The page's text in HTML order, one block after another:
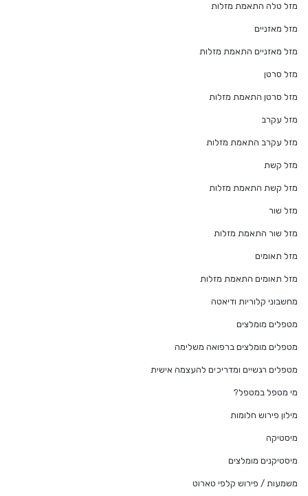
מזל טלה התאמת מזלות
מזל מאזניים
מזל מאזניים התאמת מזלות
מזל סרטן
מזל סרטן התאמת מזלות
מזל עקרב
מזל עקרב התאמת מזלות
מזל קשת
מזל קשת התאמת מזלות
מזל שור
מזל שור התאמת מזלות
מזל תאומים
מזל תאומים התאמת מזלות
מחשבוני קלוריות ודיאטה
מטפלים מומלצים
מטפלים מומלצים ברפואה משלימה
מטפלים רגשיים ומדריכים להעצמה אישית
מי מטפל במטפל?
מילון פירוש חלומות
מיסטיקה
מיסטיקנים מומלצים
משמעות / פירוש קלפי טארוט